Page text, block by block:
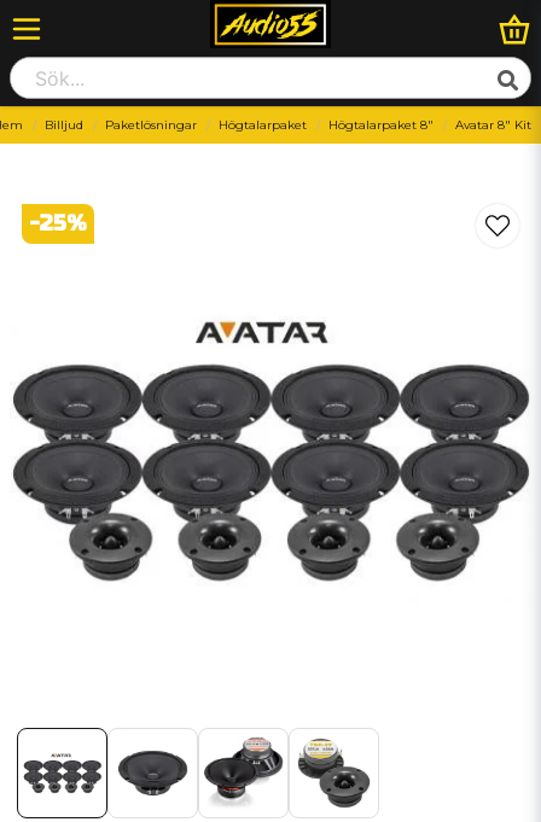
Billjud Paketlösningar Högtalarpaket Högtalarpaket 8" Avatar 8" Kit
-25%